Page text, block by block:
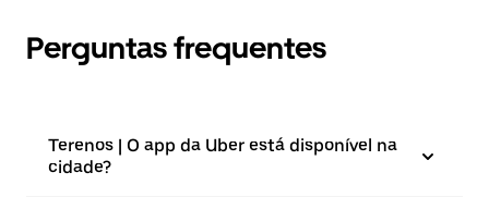
Perguntas frequentes
Terenos | O app da Uber está disponível na
cidade?